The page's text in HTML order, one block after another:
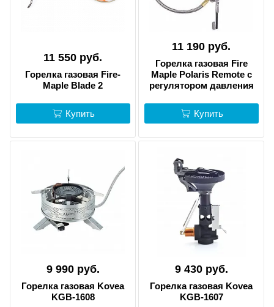
11 550 руб.
Горелка газовая Fire-
Maple Blade 2
Купить
11 190 руб.
Горелка газовая Fire
Maple Polaris Remote с
регулятором давления
Купить
9 990 руб.
Горелка газовая Kovea
KGB-1608
9 430 руб.
Горелка газовая Kovea
KGB-1607